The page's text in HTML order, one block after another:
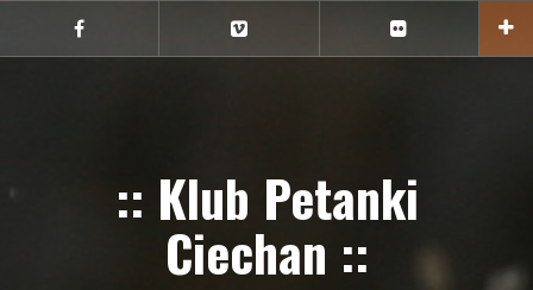
treści
Ciechan
na
na
na
:: Klub Petanki
Ciechan ::